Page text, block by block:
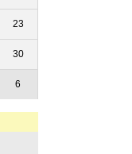
23
30
6